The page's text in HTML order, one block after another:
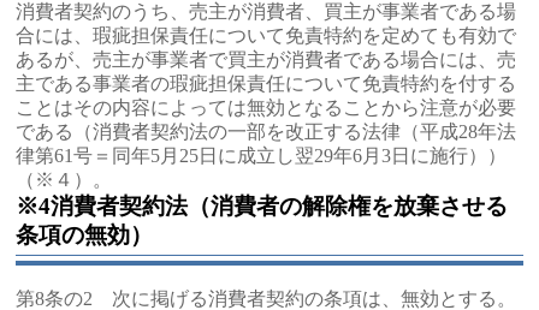
消費者契約のうち、売主が消費者、買主が事業者である場
合には、瑕疵担保責任について免責特約を定めても有効で
あるが、売主が事業者で買主が消費者である場合には、売
主である事業者の瑕疵担保責任について免責特約を付する
ことはその内容によっては無効となることから注意が必要
である（消費者契約法の一部を改正する法律（平成28年法
律第61号＝同年5月25日に成立し翌29年6月3日に施行））
（※４）。
※4消費者契約法（消費者の解除権を放棄させる
条項の無効）
第8条の2 次に掲げる消費者契約の条項は、無効とする。